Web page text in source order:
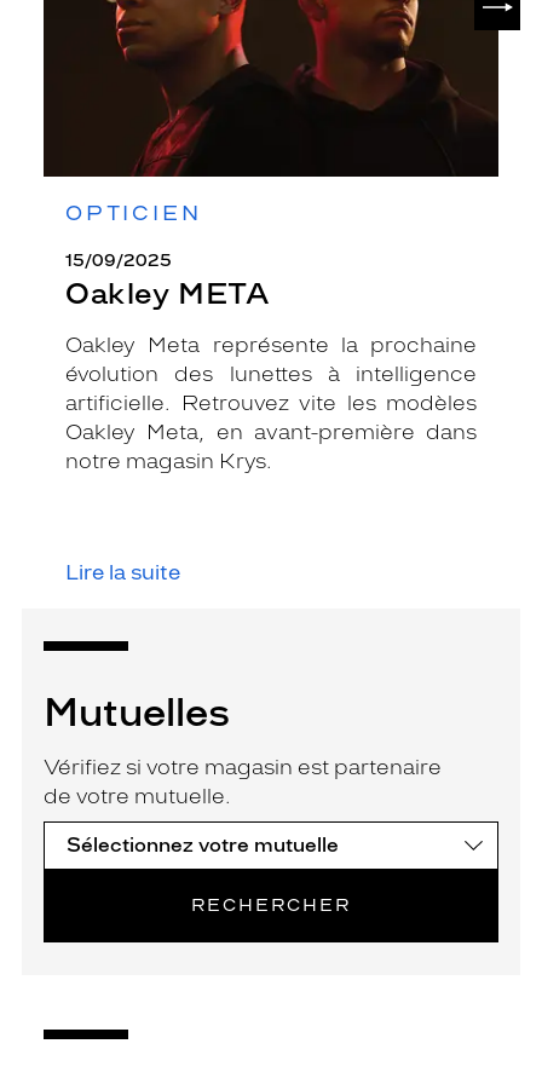
OPTICIEN
15/09/2025
Oakley META
Oakley Meta représente la prochaine
évolution des lunettes à intelligence
artificielle. Retrouvez vite les modèles
Oakley Meta, en avant-première dans
notre magasin Krys.
Lire la suite
Mutuelles
Vérifiez si votre magasin est partenaire
de votre mutuelle.
RECHERCHER